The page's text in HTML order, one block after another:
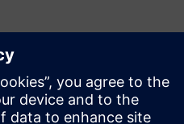
Xcelerator termékhez /